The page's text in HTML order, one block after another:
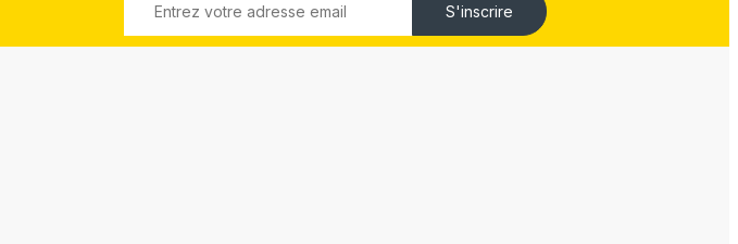
S'inscrire